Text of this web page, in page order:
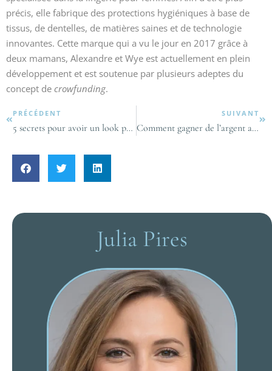
précis, elle fabrique des protections hygiéniques à base de
tissus, de dentelles, de matières saines et de technologie
innovantes. Cette marque qui a vu le jour en 2017 grâce à
deux mamans, Alexandre et Wye est actuellement en plein
développement et est soutenue par plusieurs adeptes du
concept de crowfunding.
PRÉCÉDENT
5 secrets pour avoir un look parisien !
SUIVANT
Comment gagner de l’argent avec votre blog ?
Julia Pires